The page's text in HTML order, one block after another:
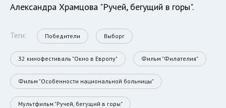
Александра Храмцова "Ручей, бегущий в горы".
Теги: Победители Выборг
32 кинофестиваль "Окно в Европу" Фильм "Филателия"
Фильм "Особенности национальной больницы"
Мультфильм "Ручей, бегущий в горы"